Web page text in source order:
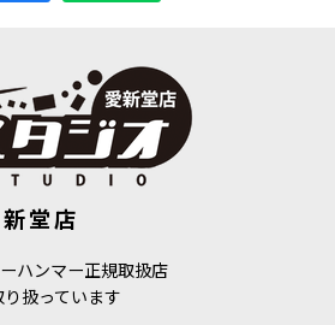
ション・スカッド 日本語版
堂店
ハンマー正規取扱店
扱っています